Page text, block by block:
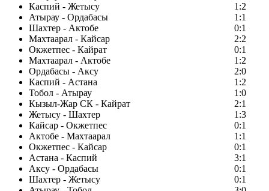
Каспий - Жетысу
1:2
Атырау - Ордабасы
1:1
Шахтер - Актобе
0:1
Махтаарал - Кайсар
2:2
Окжетпес - Кайрат
0:1
Махтаарал - Актобе
1:2
Ордабасы - Аксу
2:0
Каспий - Астана
1:2
Тобол - Атырау
1:0
Кызыл-Жар СК - Кайрат
2:1
Жетысу - Шахтер
1:3
Кайсар - Окжетпес
0:1
Актобе - Махтаарал
1:1
Окжетпес - Кайсар
0:1
Астана - Каспий
3:1
Аксу - Ордабасы
0:1
Шахтер - Жетысу
0:1